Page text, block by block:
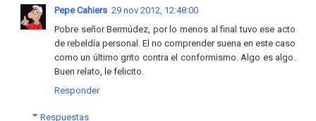
Pepe Cahiers 29 nov 2012, 12:48:00
Pobre señor Bermúdez, por lo menos al final tuvo ese acto
de rebeldía personal. El no comprender suena en este caso
como un último grito contra el conformismo. Algo es algo.
Buen relato, le felicito.
Responder
Respuestas